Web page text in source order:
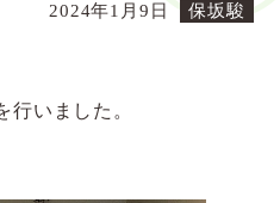
2024年1月9日 保坂駿
いました。